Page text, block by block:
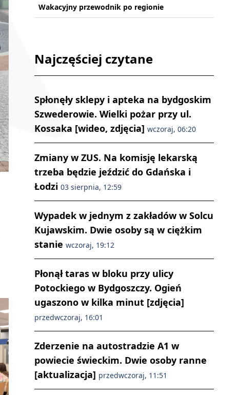
Wakacyjny przewodnik po regionie
Najczęściej czytane
Spłonęły sklepy i apteka na bydgoskim
Szwederowie. Wielki pożar przy ul.
Kossaka [wideo, zdjęcia] wczoraj, 06:20
Zmiany w ZUS. Na komisję lekarską
trzeba będzie jeździć do Gdańska i
Łodzi 03 sierpnia, 12:59
Wypadek w jednym z zakładów w Solcu
Kujawskim. Dwie osoby są w ciężkim
stanie wczoraj, 19:12
Płonął taras w bloku przy ulicy
Potockiego w Bydgoszczy. Ogień
ugaszono w kilka minut [zdjęcia]
przedwczoraj, 16:01
Zderzenie na autostradzie A1 w
powiecie świeckim. Dwie osoby ranne
[aktualizacja] przedwczoraj, 11:51